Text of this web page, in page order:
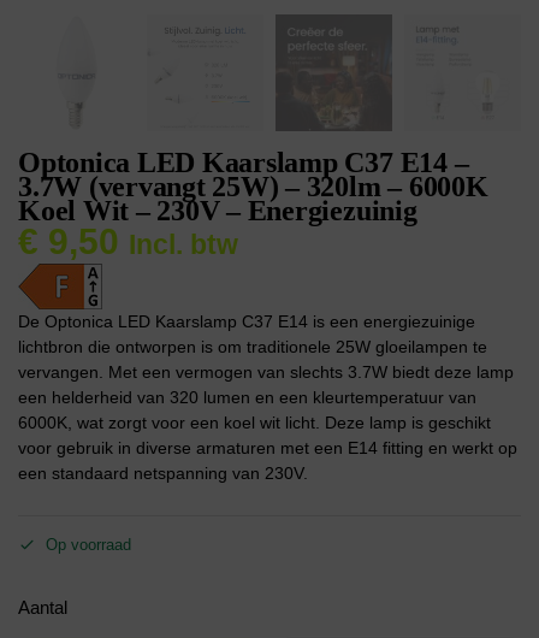
Optonica LED Kaarslamp C37 E14 –
3.7W (vervangt 25W) – 320lm – 6000K
Koel Wit – 230V – Energiezuinig
€ 9,50 Incl. btw
De Optonica LED Kaarslamp C37 E14 is een energiezuinige
lichtbron die ontworpen is om traditionele 25W gloeilampen te
vervangen. Met een vermogen van slechts 3.7W biedt deze lamp
een helderheid van 320 lumen en een kleurtemperatuur van
6000K, wat zorgt voor een koel wit licht. Deze lamp is geschikt
voor gebruik in diverse armaturen met een E14 fitting en werkt op
een standaard netspanning van 230V.
Op voorraad
Aantal